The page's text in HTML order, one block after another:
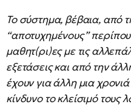
Το σύστημα, βέβαια, από
“αποτυχημένους”
μαθητ(ρι)ες με τις
εξετάσεις και από την
έχουν για άλλη μια
κίνδυνο το κλείσιμό